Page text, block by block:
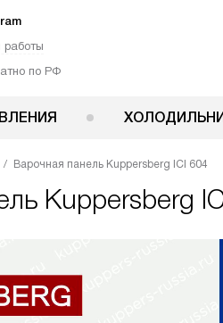
работы
по РФ
Варочная панель Kuppersberg ICI 604
Kuppersberg